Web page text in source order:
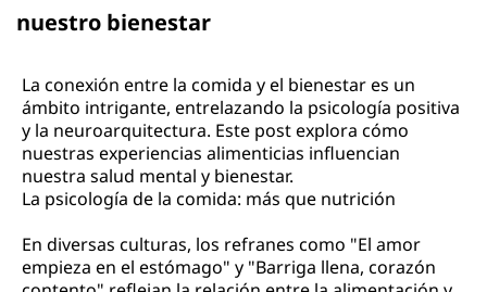
nuestro bienestar
La conexión entre la comida y el bienestar es un
ámbito intrigante, entrelazando la psicología positiva
y la neuroarquitectura. Este post explora cómo
nuestras experiencias alimenticias influencian
nuestra salud mental y bienestar.
La psicología de la comida: más que nutrición
En diversas culturas, los refranes como "El amor
empieza en el estómago" y "Barriga llena, corazón